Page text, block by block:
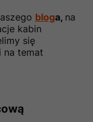
bloga, na
kabin
się
na temat